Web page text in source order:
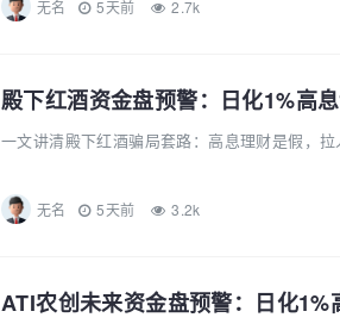
无名 5天前 2.7k
殿下红酒资金盘预警：日化1%高
一文讲清殿下红酒骗局套路：高息理财是假，
无名 5天前 3.2k
ATI农创未来资金盘预警：日化